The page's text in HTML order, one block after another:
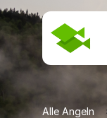
Alle Angeln